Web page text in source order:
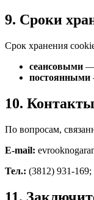
9. Сроки
Срок хранения
сеансовыми —
постоянными
10. Контакты
По вопросам,
E-mail:
Тел.: (3812) 931-
11.